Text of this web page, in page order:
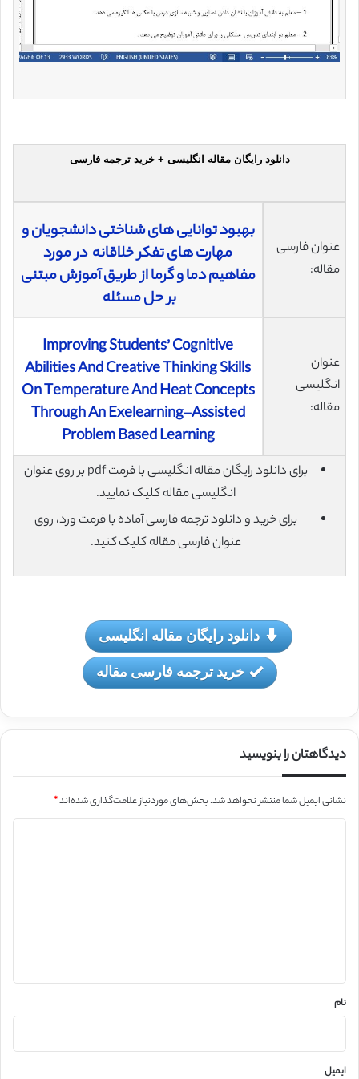
دانلود رایگان مقاله انگلیسی + خرید ترجمه فارسی
عنوان فارسی
مقاله:
بهبود توانایی های شناختی دانشجویان و
مهارت های تفکر خلاقانه در مورد
مفاهیم دما و گرما از طریق آموزش مبتنی
بر حل مسئله
عنوان
انگلیسی
مقاله:
Improving Students’ Cognitive
Abilities And Creative Thinking Skills
On Temperature And Heat Concepts
Through An Exelearning-Assisted
Problem Based Learning
برای دانلود رایگان مقاله انگلیسی با فرمت pdf بر روی عنوان
انگلیسی مقاله کلیک نمایید.
برای خرید و دانلود ترجمه فارسی آماده با فرمت ورد، روی
عنوان فارسی مقاله کلیک کنید.
دانلود رایگان مقاله انگلیسی
خرید ترجمه فارسی مقاله
دیدگاهتان را بنویسید
نشانی ایمیل شما منتشر نخواهد شد.بخش‌های موردنیاز علامت‌گذاری شده‌اند*
نام
ایمیل